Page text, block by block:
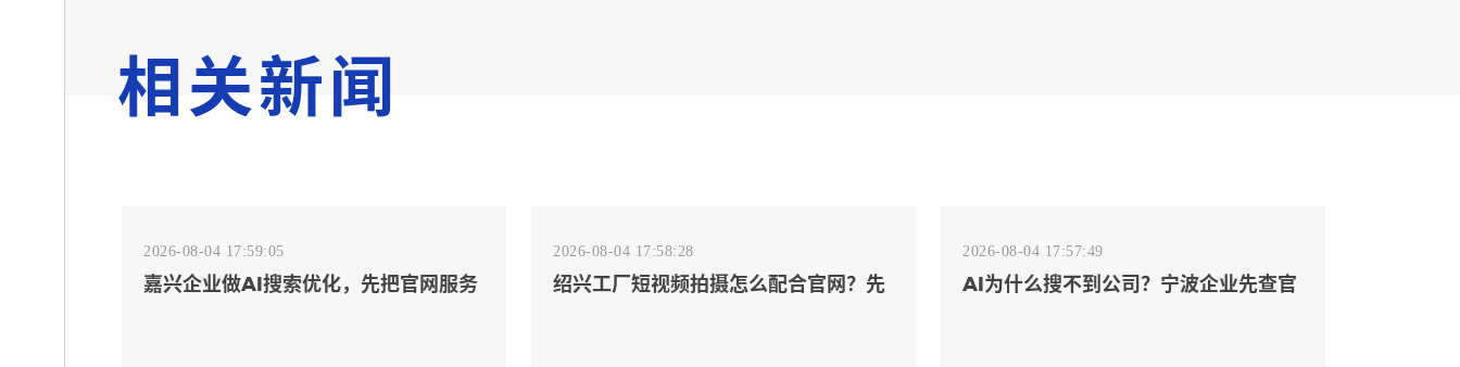
相关新闻
2026-08-04 17:59:05
嘉兴企业做AI搜索优化，先把官网服务
2026-08-04 17:58:28
绍兴工厂短视频拍摄怎么配合官网？先
2026-08-04 17:57:49
AI为什么搜不到公司？宁波企业先查官